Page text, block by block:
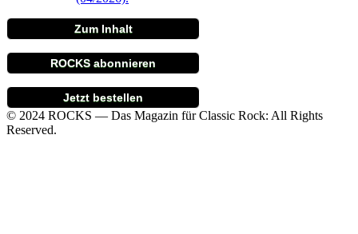
Zum Inhalt
ROCKS abonnieren
Jetzt bestellen
© 2024 ROCKS — Das Magazin für Classic Rock: All Rights
Reserved.